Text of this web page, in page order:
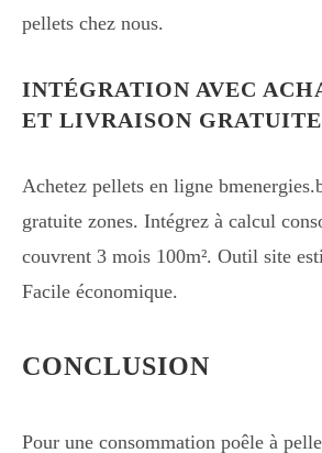
pellets chez nous.
INTÉGRATION AVEC
ET LIVRAISON GRATUITE
Achetez pellets en ligne
gratuite zones. Intégrez à calcul
couvrent 3 mois 100m². Outil site
Facile économique.
CONCLUSION
Pour une consommation poêle à